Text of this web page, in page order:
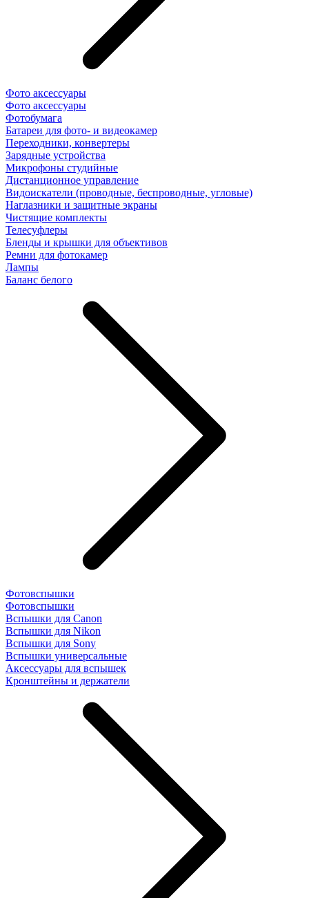
Фото аксессуары
Фото аксессуары
Фотобумага
Батареи для фото- и видеокамер
Переходники, конвертеры
Зарядные устройства
Микрофоны студийные
Дистанционное управление
Видоискатели (проводные, беспроводные, угловые)
Наглазники и защитные экраны
Чистящие комплекты
Телесуфлеры
Бленды и крышки для объективов
Ремни для фотокамер
Лампы
Баланс белого
Фотовспышки
Фотовспышки
Вспышки для Canon
Вспышки для Nikon
Вспышки для Sony
Вспышки универсальные
Аксесcуары для вспышек
Кронштейны и держатели